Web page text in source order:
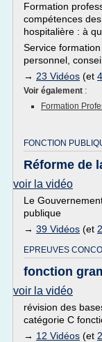
Formation
compétences
hospitalière : à
Service
personnel,
→ 23 Vidéos (et
Voir également :
Formation
FONCTION
Réforme de
voir la vidéo
Le
publique
→ 39 Vidéos (et
EPREUVES
fonction
voir la vidéo
révision des
catégorie C
→ 12 Vidéos (et